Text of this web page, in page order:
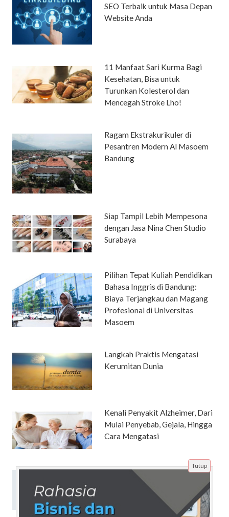
SEO Terbaik untuk Masa Depan
Website Anda
11 Manfaat Sari Kurma Bagi
Kesehatan, Bisa untuk
Turunkan Kolesterol dan
Mencegah Stroke Lho!
Ragam Ekstrakurikuler di
Pesantren Modern Al Masoem
Bandung
Siap Tampil Lebih Mempesona
dengan Jasa Nina Chen Studio
Surabaya
Pilihan Tepat Kuliah Pendidikan
Bahasa Inggris di Bandung:
Biaya Terjangkau dan Magang
Profesional di Universitas
Masoem
Langkah Praktis Mengatasi
Kerumitan Dunia
Kenali Penyakit Alzheimer, Dari
Mulai Penyebab, Gejala, Hingga
Cara Mengatasi
Apa Itu Jasa Registrasi Email
Massal dan Bagaimana Cara
Tutup